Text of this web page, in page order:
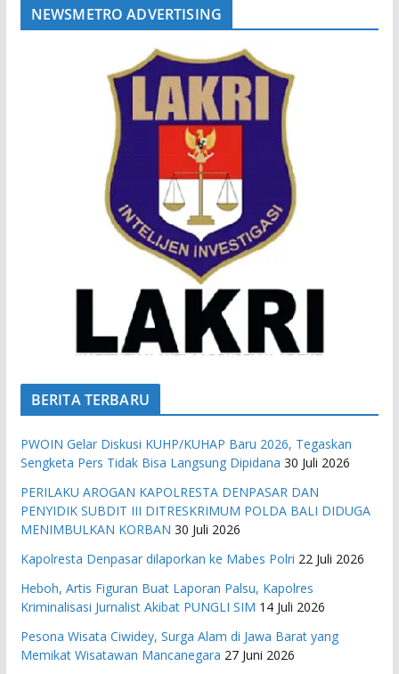
NEWSMETRO ADVERTISING
BERITA TERBARU
PWOIN Gelar Diskusi KUHP/KUHAP Baru 2026, Tegaskan
Sengketa Pers Tidak Bisa Langsung Dipidana 30 Juli 2026
PERILAKU AROGAN KAPOLRESTA DENPASAR DAN
PENYIDIK SUBDIT III DITRESKRIMUM POLDA BALI DIDUGA
MENIMBULKAN KORBAN 30 Juli 2026
Kapolresta Denpasar dilaporkan ke Mabes Polri 22 Juli 2026
Heboh, Artis Figuran Buat Laporan Palsu, Kapolres
Kriminalisasi Jurnalist Akibat PUNGLI SIM 14 Juli 2026
Pesona Wisata Ciwidey, Surga Alam di Jawa Barat yang
Memikat Wisatawan Mancanegara 27 Juni 2026